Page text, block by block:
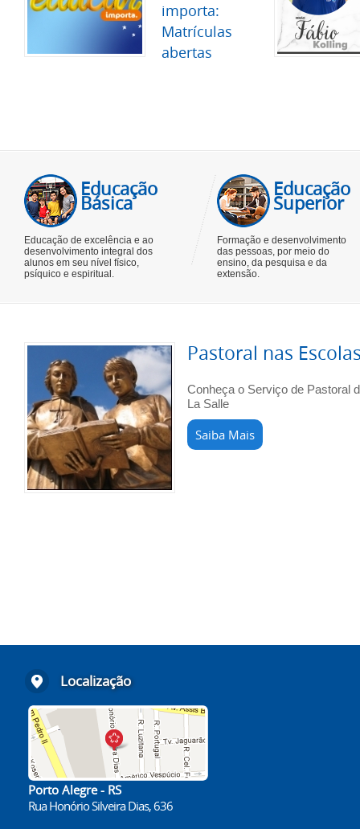
importa:
Matrículas
abertas
Educação
Básica
Educação de excelência e ao
desenvolvimento integral dos
alunos em seu nível físico,
psíquico e espiritual.
Educação
Superior
Formação e desenvolvimento
das pessoas, por meio do
ensino, da pesquisa e da
extensão.
Pastoral nas
Conheça o Serviço de Pastoral
La Salle
Saiba Mais
Localização
Porto Alegre - RS
Rua Honório Silveira Dias, 636